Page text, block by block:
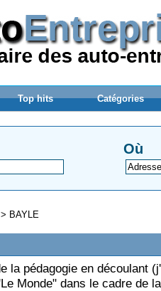
Top hits Catégories
Où
> BAYLE
la pédagogie en découlant
Monde" dans le cadre de la